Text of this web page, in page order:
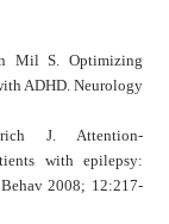
Mil S. Optimizing
ADHD. Neurology
J. Attention-
with epilepsy:
2008; 12:217-